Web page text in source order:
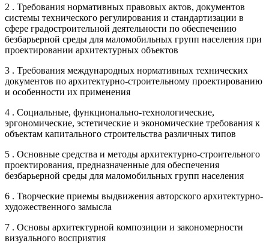
2 . Требования нормативных правовых актов, документов
системы технического регулирования и стандартизации в
сфере градостроительной деятельности по обеспечению
безбарьерной среды для маломобильных групп населения при
проектировании архитектурных объектов
3 . Требования международных нормативных технических
документов по архитектурно-строительному проектированию
и особенности их применения
4 . Социальные, функционально-технологические,
эргономические, эстетические и экономические требования к
объектам капитального строительства различных типов
5 . Основные средства и методы архитектурно-строительного
проектирования, предназначенные для обеспечения
безбарьерной среды для маломобильных групп населения
6 . Творческие приемы выдвижения авторского архитектурно-
художественного замысла
7 . Основы архитектурной композиции и закономерности
визуального восприятия